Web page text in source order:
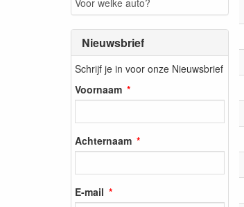
Nieuwsbrief
Schrijf je in voor onze Nieuwsbrief
Voornaam
Achternaam
E-mail